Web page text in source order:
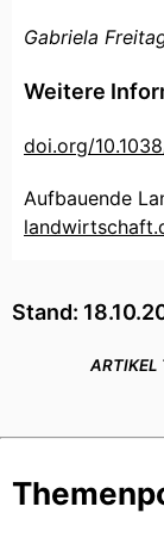
Gabriela
Weitere
doi.org/
Aufbauende
Stand:
ARTIKEL